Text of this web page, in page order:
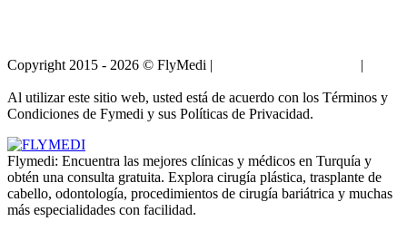
Copyright 2015 - 2026 © FlyMedi |
|
Al utilizar este sitio web, usted está de acuerdo con los Términos y
Condiciones de Fymedi y sus Políticas de Privacidad.
Flymedi: Encuentra las mejores clínicas y médicos en Turquía y
obtén una consulta gratuita. Explora cirugía plástica, trasplante de
cabello, odontología, procedimientos de cirugía bariátrica y muchas
más especialidades con facilidad.